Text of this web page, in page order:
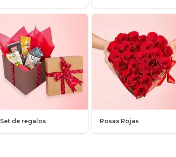
Set de regalos Rosas Rojas